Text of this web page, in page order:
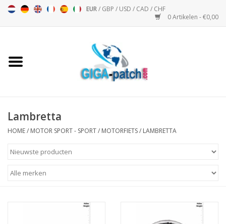
EUR/ GBP / USD / CAD / CHF
0 Artikelen - €0,00
Motor Sport - Sport
Lambretta
HOME/ MOTOR SPORT - SPORT/ MOTORFIETS/ LAMBRETTA